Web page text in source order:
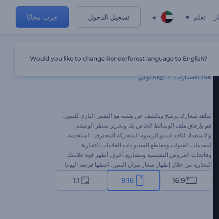
تعلم تسجيل الدخول جرب مجانًا
5K+ الاصدارات 10 ثواني
شاهد شعارك يرسخ ويكشف عن نفسه مع النفس الناري للتنين.
قم بإرفاق ملف الوسائط الخاص بك وتحرير سطر الوصف
والاستعداد لتاخذ فيديو الرسوم المتحركة المحترف . استخدمه
لمقدمات القنوات ومقاطع الفيديو ذات العلامات التجارية
وفاتحات العروض التقديمية ومشاريع أخرى. أظهر قوة علامتك
التجارية من خلال إظهار شعار نيران التنين. اعطها فرصة اليوم!
16:9
9:16
1:1
Would you like to change Renderforest language to English?